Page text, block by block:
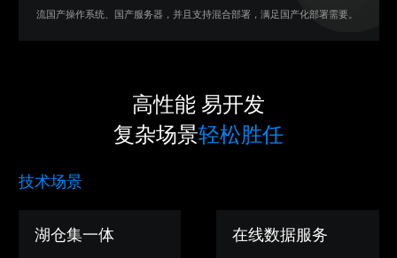
流国产操作系统、国产服务器，并且支持混合部署，满足国产化部署需要。
高性能 易开发
复杂场景轻松胜任
技术场景
湖仓集一体 在线数据服务